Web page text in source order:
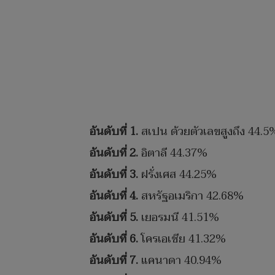
อันดับที่ 1.สเปน ด้วยตัวเลขสูงถึง
อันดับที่ 2.อิตาลี 44.37%
อันดับที่ 3.ฝรั่งเศส 44.25%
อันดับที่ 4.สหรัฐอเมริกา 42.68%
อันดับที่ 5.เยอรมนี 41.51%
อันดับที่ 6.โครเอเชีย 41.32%
อันดับที่ 7.แคนาดา 40.94%